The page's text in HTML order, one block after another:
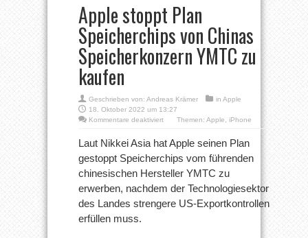
Apple stoppt Plan
Speicherchips von Chinas
Speicherkonzern YMTC zu
kaufen
Geschrieben von: Andreas Krämer in Apple
18. Oktober 2022 um 13:27
Kommentare deaktiviertfür
stoppt
Plan
Speicherchips
Chinas
Speicherkonzern
zu
Themen: Apple, iPhone
Laut Nikkei Asia hat Apple seinen Plan
gestoppt Speicherchips vom führenden
chinesischen Hersteller YMTC zu
erwerben, nachdem der Technologiesektor
des Landes strengere US-Exportkontrollen
erfüllen muss.